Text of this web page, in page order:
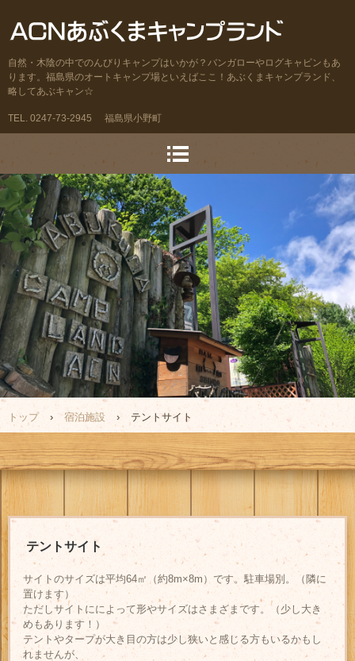
自然・木陰の中でのんびりキャンプはいかが？バンガローやログキャビンもあ
ります。福島県のオートキャンプ場といえばここ！あぶくまキャンプランド、
略してあぶキャン☆
TEL. 0247-73-2945 福島県小野町
トップ › 宿泊施設 › テントサイト
テントサイト
サイトのサイズは平均64㎡（約8m×8m）です。駐車場別。（隣に
置けます）
ただしサイトにによって形やサイズはさまざまです。（少し大き
めもあります！）
テントやタープが大き目の方は少し狭いと感じる方もいるかもし
れませんが、